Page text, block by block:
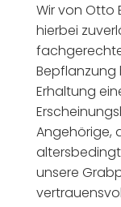
Wir von Otto
hierbei
Bepflanzung
Erhaltung
Angehörige,
unsere